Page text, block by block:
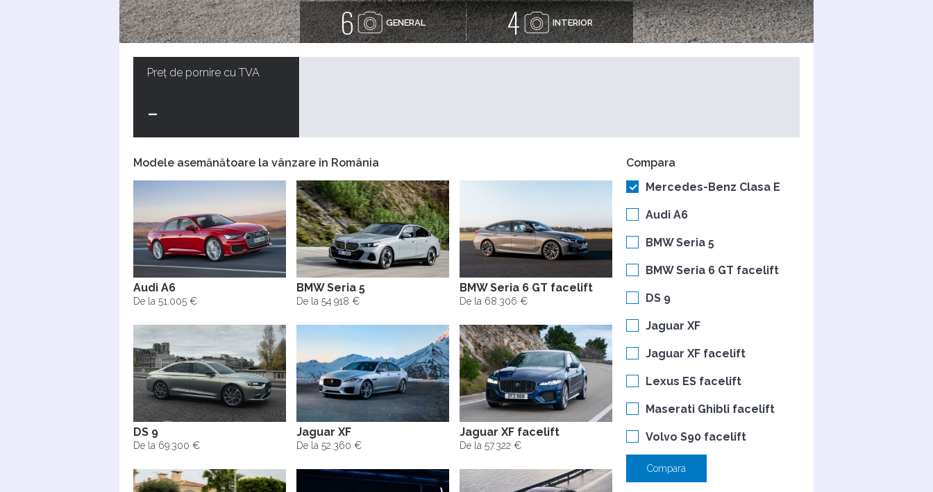
6 GENERAL 4 INTERIOR
Preț de pornire cu TVA
-
Modele asemănătoare la vânzare în România
Audi A6
De la 51.005 €
BMW Seria 5
De la 54.918 €
BMW Seria 6 GT facelift
De la 68.306 €
DS 9
De la 69.300 €
Jaguar XF
De la 52.360 €
Jaguar XF facelift
De la 57.322 €
Compara
Mercedes-Benz Clasa E
Audi A6
BMW Seria 5
BMW Seria 6 GT facelift
DS 9
Jaguar XF
Jaguar XF facelift
Lexus ES facelift
Maserati Ghibli facelift
Volvo S90 facelift
Compara